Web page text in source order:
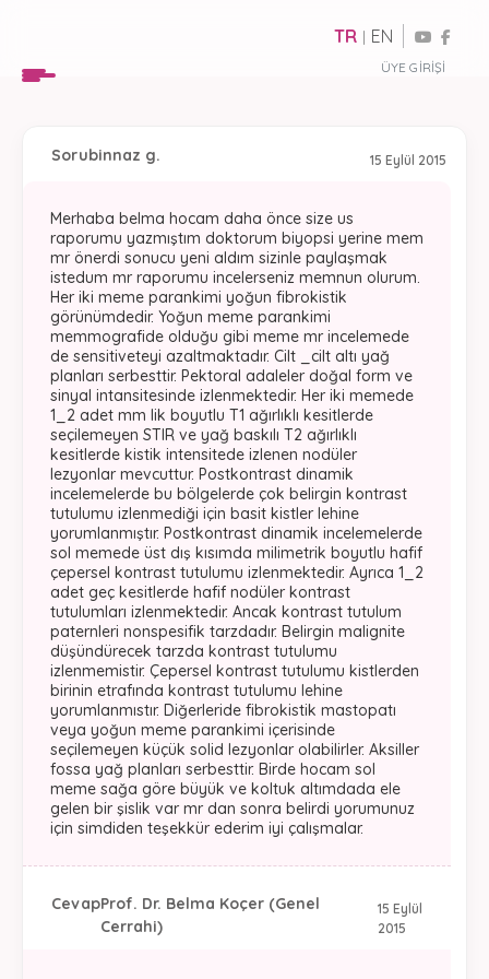
ÜYE GIRIŞI
TR | EN
15 Eylül 2015
Sorubinnaz g.
Merhaba belma hocam daha önce size us
raporumu yazmıştım doktorum biyopsi yerine mem
mr önerdi sonucu yeni aldım sizinle paylaşmak
istedum mr raporumu incelerseniz memnun olurum.
Her iki meme parankimi yoğun fibrokistik
görünümdedir. Yoğun meme parankimi
memmografide olduğu gibi meme mr incelemede
de sensitiveteyi azaltmaktadır. Cilt _cilt altı yağ
planları serbesttir. Pektoral adaleler doğal form ve
sinyal intansitesinde izlenmektedir. Her iki memede
1_2 adet mm lik boyutlu T1 ağırlıklı kesitlerde
seçilemeyen STIR ve yağ baskılı T2 ağırlıklı
kesitlerde kistik intensitede izlenen nodüler
lezyonlar mevcuttur. Postkontrast dinamik
incelemelerde bu bölgelerde çok belirgin kontrast
tutulumu izlenmediği için basit kistler lehine
yorumlanmıştır. Postkontrast dinamik incelemelerde
sol memede üst dış kısımda milimetrik boyutlu hafif
çepersel kontrast tutulumu izlenmektedir. Ayrıca 1_2
adet geç kesitlerde hafif nodüler kontrast
tutulumları izlenmektedir. Ancak kontrast tutulum
paternleri nonspesifik tarzdadır. Belirgin malignite
düşündürecek tarzda kontrast tutulumu
izlenmemistir. Çepersel kontrast tutulumu kistlerden
birinin etrafında kontrast tutulumu lehine
yorumlanmıstır. Diğerleride fibrokistik mastopatı
veya yoğun meme parankimi içerisinde
seçilemeyen küçük solid lezyonlar olabilirler. Aksiller
fossa yağ planları serbesttir. Birde hocam sol
meme sağa göre büyük ve koltuk altımdada ele
gelen bir şislik var mr dan sonra belirdi yorumunuz
için simdiden teşekkür ederim iyi çalışmalar.
15 Eylül
2015
CevapProf. Dr. Belma Koçer (Genel
Cerrahi)